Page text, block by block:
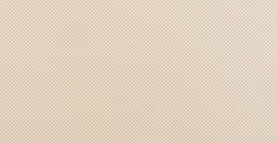
お問い合わせ